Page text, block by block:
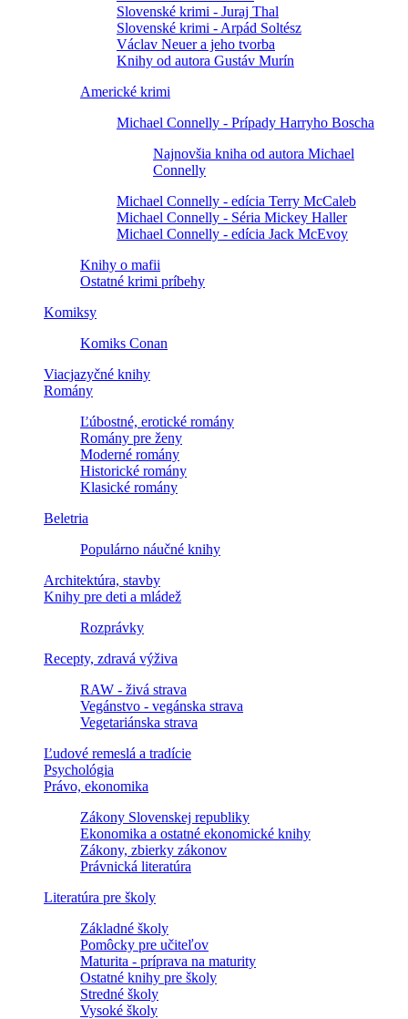
Slovenské krimi - Juraj Thal
Slovenské krimi - Arpád Soltész
Václav Neuer a jeho tvorba
Knihy od autora Gustáv Murín
Americké krimi
Michael Connelly - Prípady Harryho Boscha
Najnovšia kniha od autora Michael
Connelly
Michael Connelly - edícia Terry McCaleb
Michael Connelly - Séria Mickey Haller
Michael Connelly - edícia Jack McEvoy
Knihy o mafii
Ostatné krimi príbehy
Komiksy
Komiks Conan
Viacjazyčné knihy
Romány
Ľúbostné, erotické romány
Romány pre ženy
Moderné romány
Historické romány
Klasické romány
Beletria
Populárno náučné knihy
Architektúra, stavby
Knihy pre deti a mládež
Rozprávky
Recepty, zdravá výživa
RAW - živá strava
Vegánstvo - vegánska strava
Vegetariánska strava
Ľudové remeslá a tradície
Psychológia
Právo, ekonomika
Zákony Slovenskej republiky
Ekonomika a ostatné ekonomické knihy
Zákony, zbierky zákonov
Právnická literatúra
Literatúra pre školy
Základné školy
Pomôcky pre učiteľov
Maturita - príprava na maturity
Ostatné knihy pre školy
Stredné školy
Vysoké školy